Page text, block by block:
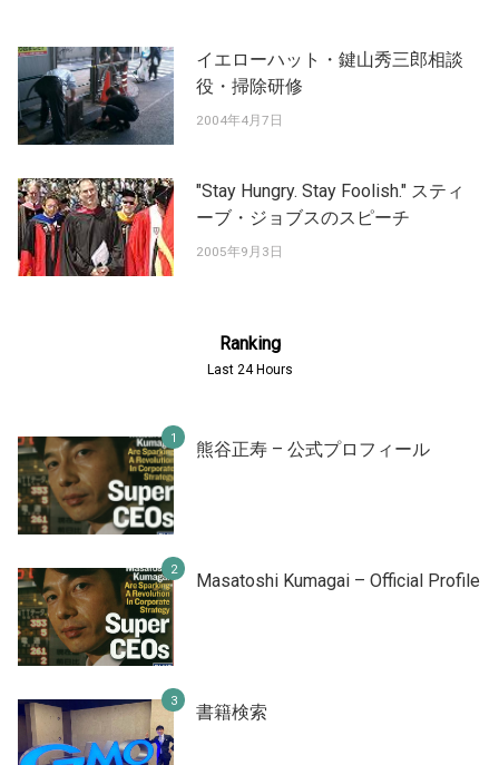
イエローハット・鍵山秀三郎相談
役・掃除研修
2004年4月7日
"Stay Hungry. Stay Foolish." スティ
ーブ・ジョブスのスピーチ
2005年9月3日
Ranking
Last 24 Hours
熊谷正寿 – 公式プロフィール
Masatoshi Kumagai – Official Profile
書籍検索